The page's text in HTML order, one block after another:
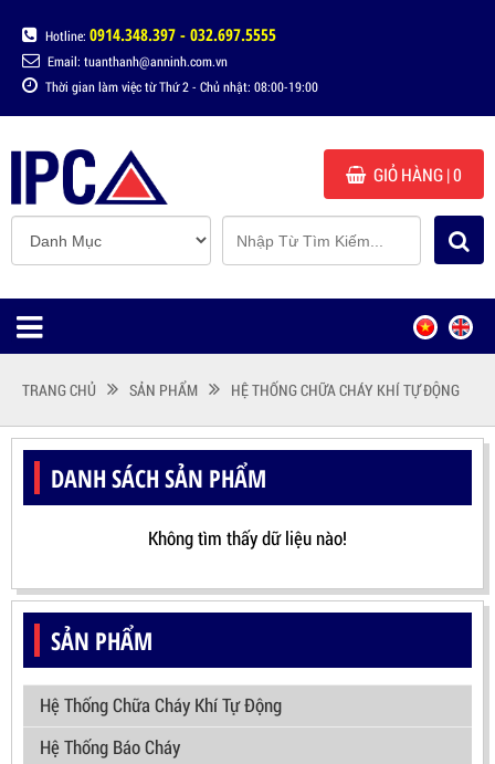
Hotline: 0914.348.397 - 032.697.5555
Email: tuanthanh@anninh.com.vn
Thời gian làm việc từ Thứ 2 - Chủ nhật: 08:00-19:00
GIỎ HÀNG| 0
TRANG CHỦ SẢN PHẨM HỆ THỐNG CHỮA CHÁY KHÍ TỰ ĐỘNG
SẢN PHẨM
Hệ Thống Chữa Cháy Khí Tự Động
Hệ Thống Báo Cháy
DANH SÁCH SẢN PHẨM
Không tìm thấy dữ liệu nào!